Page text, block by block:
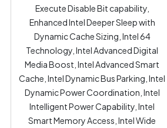
Execute Disable Bit capability,
Enhanced Intel Deeper Sleep with
Dynamic Cache Sizing, Intel 64
Technology, Intel Advanced Digital
Media Boost, Intel Advanced Smart
Cache, Intel Dynamic Bus Parking, Intel
Dynamic Power Coordination, Intel
Intelligent Power Capability, Intel
Smart Memory Access, Intel Wide